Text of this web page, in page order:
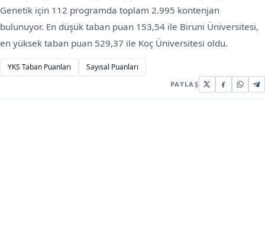
Genetik için 112 programda toplam 2.995 kontenjan
bulunuyor. En düşük taban puan 153,54 ile Biruni Üniversitesi,
en yüksek taban puan 529,37 ile Koç Üniversitesi oldu.
YKS Taban Puanları Sayısal Puanları
PAYLAŞ